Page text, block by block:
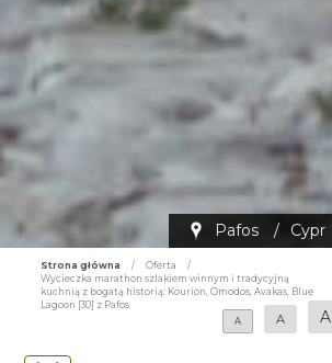
Pafos / Cypr
Strona główna / Oferta
/
Wycieczka marathon szlakiem winnym i tradycyjną
kuchnią z bogatą historią: Kourion, Omodos, Avakas, Blue
Lagoon [30] z Pafos
A
A A